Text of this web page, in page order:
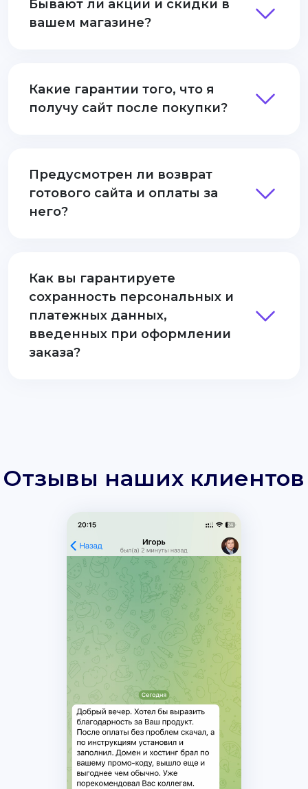
Бывают ли акции и скидки в
вашем магазине?
Какие гарантии того, что я
получу сайт после покупки?
Предусмотрен ли возврат
готового сайта и оплаты за
него?
Как вы гарантируете
сохранность персональных и
платежных данных,
введенных при оформлении
заказа?
Отзывы наших клиентов